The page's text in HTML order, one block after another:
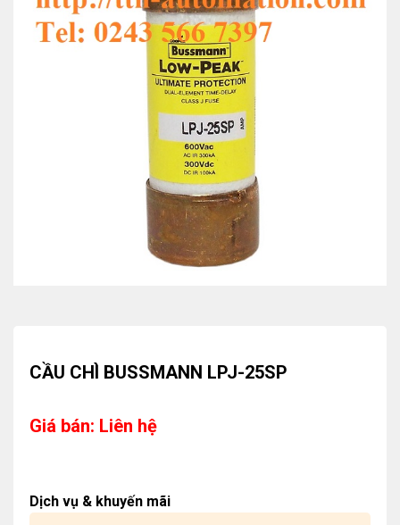
CẦU CHÌ BUSSMANN LPJ-25SP
Giá bán: Liên hệ
Dịch vụ & khuyến mãi